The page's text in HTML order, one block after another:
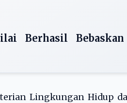
Berhasil
Lingkungan Hidup